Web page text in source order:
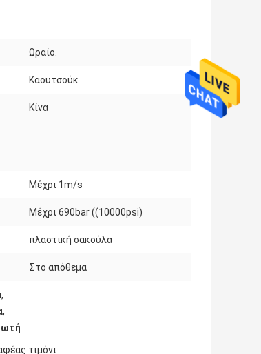
Ωραίο.
Καουτσούκ
Κίνα
Μέχρι 1m/s
Μέχρι 690bar ((10000psi)
πλαστική σακούλα
Στο απόθεμα
,
,
τιμόνι